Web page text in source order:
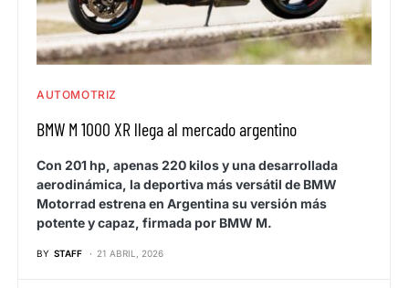
AUTOMOTRIZ
BMW M 1000 XR llega al mercado argentino
Con 201 hp, apenas 220 kilos y una desarrollada
aerodinámica, la deportiva más versátil de BMW
Motorrad estrena en Argentina su versión más
potente y capaz, firmada por BMW M.
BY STAFF 21 ABRIL, 2026